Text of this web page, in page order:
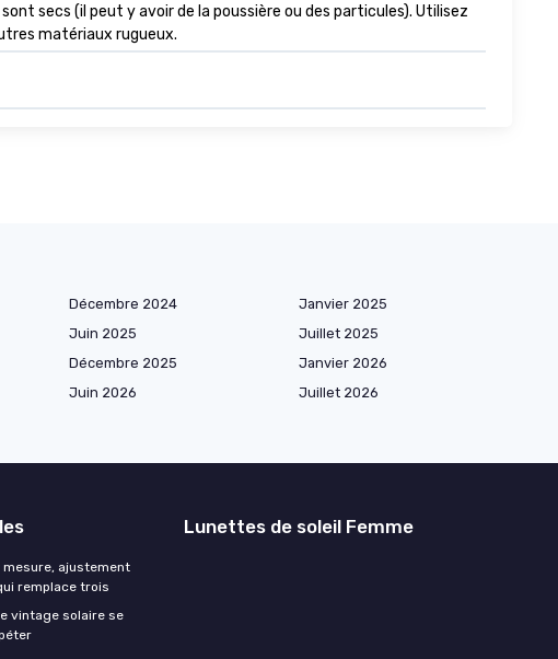
secs (il peut y avoir de la poussière ou des particules). Utilisez
matériaux rugueux.
Décembre 2024
Janvier 2025
Juin 2025
Juillet 2025
Décembre 2025
Janvier 2026
Juin 2026
Juillet 2026
mesure, ajustement
remplace trois
vintage solaire se
Lunettes de soleil Femme